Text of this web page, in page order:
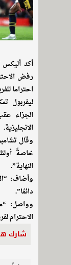
أكد أليكس
رفض
احتراما
ليفربول
الانجليزية.
وقال
خاصةً
النهاية”.
وأضاف:
دائمًا”.
وواصل:
الاحترام
شارك